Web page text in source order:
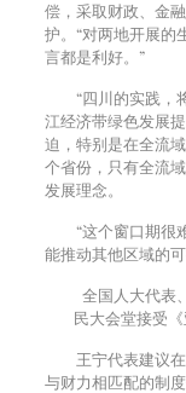
偿，采取财政、金
护。“对两地开展的
言都是利好。”
“四川的实践，
江经济带绿色发展
迫，特别是在全流
个省份，只有全流
发展理念。
“这个窗口期很
能推动其他区域的
全国人大代表
民大会堂接受
王宁代表建议
与财力相匹配的制